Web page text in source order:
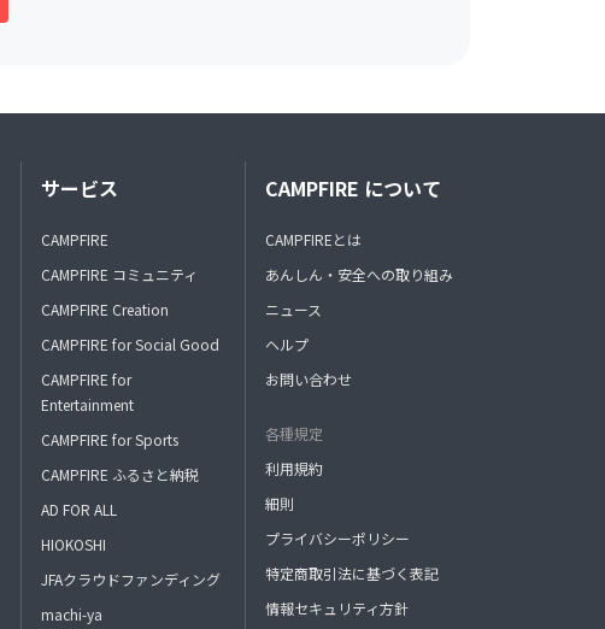
サービス
CAMPFIRE
CAMPFIRE コミュニティ
CAMPFIRE Creation
CAMPFIRE for Social Good
CAMPFIRE for
Entertainment
CAMPFIRE for Sports
CAMPFIRE ふるさと納税
AD FOR ALL
HIOKOSHI
JFAクラウドファンディング
machi-ya
CAMPFIRE について
CAMPFIREとは
あんしん・安全への取り組み
ニュース
ヘルプ
お問い合わせ
各種規定
利用規約
細則
プライバシーポリシー
特定商取引法に基づく表記
情報セキュリティ方針